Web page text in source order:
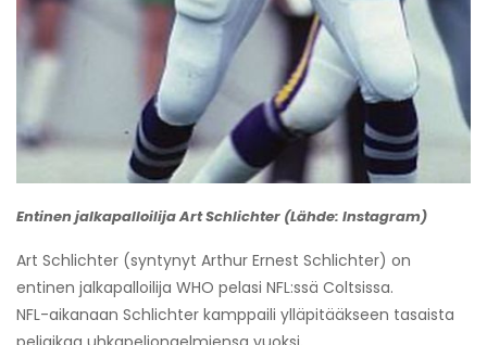
Entinen jalkapalloilija Art Schlichter (Lähde: Instagram)
Art Schlichter (syntynyt Arthur Ernest Schlichter) on
entinen jalkapalloilija WHO pelasi NFL:ssä Coltsissa.
NFL-aikanaan Schlichter kamppaili ylläpitääkseen tasaista